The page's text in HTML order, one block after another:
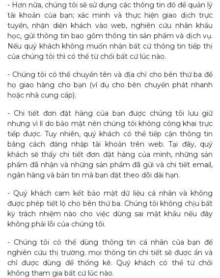
- Hơn nữa, chúng tôi sẽ sử dụng các thông tin đó để quản lý
tài khoản của bạn; xác minh và thực hiện giao dịch trực
tuyến, nhận diện khách vào web, nghiên cứu nhân khẩu
học, gửi thông tin bao gồm thông tin sản phẩm và dịch vụ.
Nếu quý khách không muốn nhận bất cứ thông tin tiếp thị
của chúng tôi thì có thể từ chối bất cứ lúc nào.
- Chúng tôi có thể chuyển tên và địa chỉ cho bên thứ ba để
họ giao hàng cho bạn (ví dụ cho bên chuyển phát nhanh
hoặc nhà cung cấp).
- Chi tiết đơn đặt hàng của bạn được chúng tôi lưu giữ
nhưng vì lí do bảo mật nên chúng tôi không công khai trực
tiếp được. Tuy nhiên, quý khách có thể tiếp cận thông tin
bằng cách đăng nhập tài khoản trên web. Tại đây, quý
khách sẽ thấy chi tiết đơn đặt hàng của mình, những sản
phẩm đã nhận và những sản phẩm đã gửi và chi tiết email,
ngân hàng và bản tin mà bạn đặt theo dõi dài hạn.
- Quý khách cam kết bảo mật dữ liệu cá nhân và không
được phép tiết lộ cho bên thứ ba. Chúng tôi không chịu bất
kỳ trách nhiệm nào cho việc dùng sai mật khẩu nếu đây
không phải lỗi của chúng tôi.
- Chúng tôi có thể dùng thông tin cá nhân của bạn để
nghiên cứu thị trường. mọi thông tin chi tiết sẽ được ẩn và
chỉ được dùng để thống kê. Quý khách có thể từ chối
không tham gia bất cứ lúc nào.